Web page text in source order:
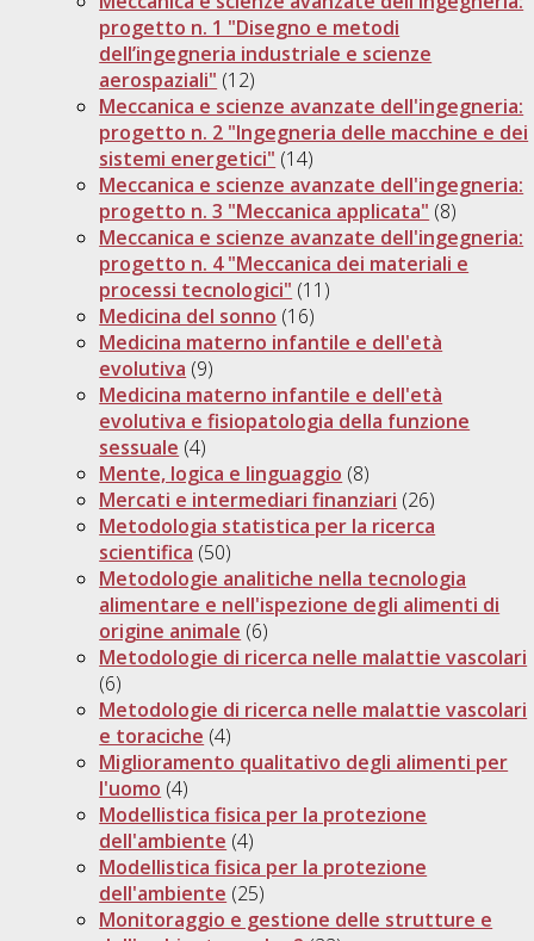
progetto n. 1 "Disegno e metodi
dell’ingegneria industriale e scienze
aerospaziali" (12)
Meccanica e scienze avanzate dell'ingegneria:
progetto n. 2 "Ingegneria delle macchine e dei
sistemi energetici" (14)
Meccanica e scienze avanzate dell'ingegneria:
progetto n. 3 "Meccanica applicata" (8)
Meccanica e scienze avanzate dell'ingegneria:
progetto n. 4 "Meccanica dei materiali e
processi tecnologici" (11)
Medicina del sonno (16)
Medicina materno infantile e dell'età
evolutiva (9)
Medicina materno infantile e dell'età
evolutiva e fisiopatologia della funzione
sessuale (4)
Mente, logica e linguaggio (8)
Mercati e intermediari finanziari (26)
Metodologia statistica per la ricerca
scientifica (50)
Metodologie analitiche nella tecnologia
alimentare e nell'ispezione degli alimenti di
origine animale (6)
Metodologie di ricerca nelle malattie vascolari
(6)
Metodologie di ricerca nelle malattie vascolari
e toraciche (4)
Miglioramento qualitativo degli alimenti per
l'uomo (4)
Modellistica fisica per la protezione
dell'ambiente (4)
Modellistica fisica per la protezione
dell'ambiente (25)
Monitoraggio e gestione delle strutture e